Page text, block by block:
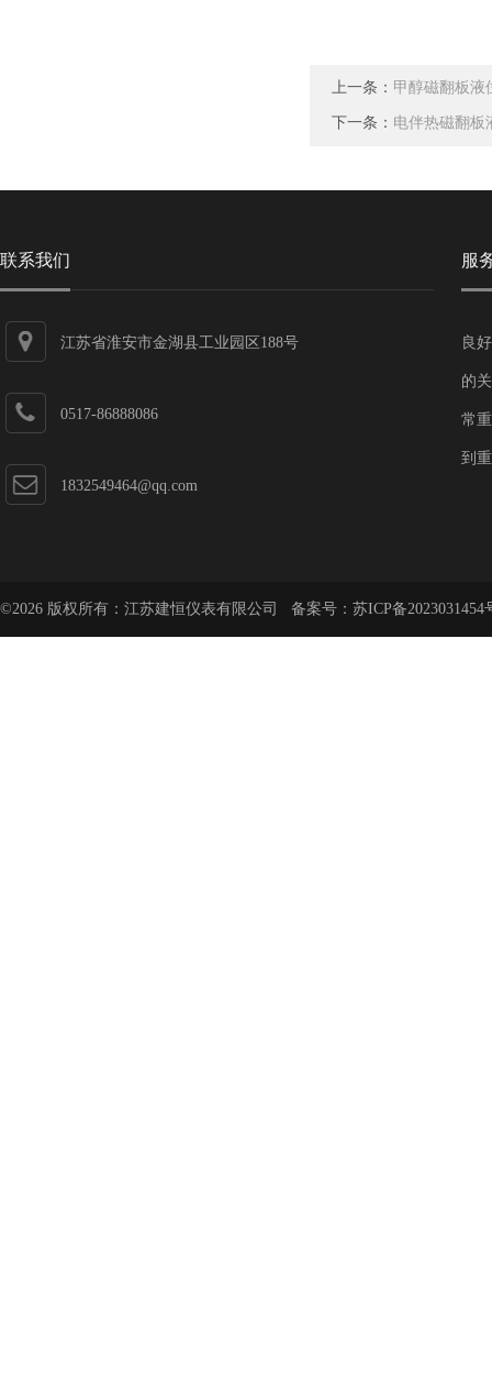
上一条： 甲醇磁翻板液
下一条： 电伴热磁翻板
联系我们
江苏省淮安市金湖县工业园区188号
0517-86888086
1832549464@qq.com
服
良
的
常
到
©2026 版权所有：江苏建恒仪表有限公司 备案号： 苏ICP备2023031454